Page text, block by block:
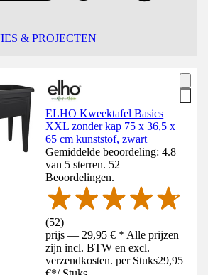
& PROJECTEN
ELHO Kweektafel Basics
XXL zonder kap 75 x 36,5 x
65 cm kunststof, zwart
Gemiddelde beoordeling: 4.8
van 5 sterren. 52
Beoordelingen.
(52)
prijs — 29,95 € * Alle prijzen
zijn incl. BTW en excl.
verzendkosten. per Stuks29,95